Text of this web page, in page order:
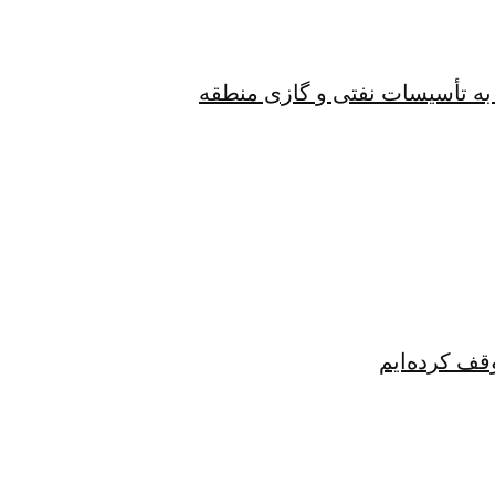
تأسیسات نفتی و گازی منطقه
کرده‌ایم